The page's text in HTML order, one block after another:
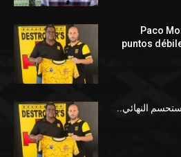
Paco
puntos
النهائي..